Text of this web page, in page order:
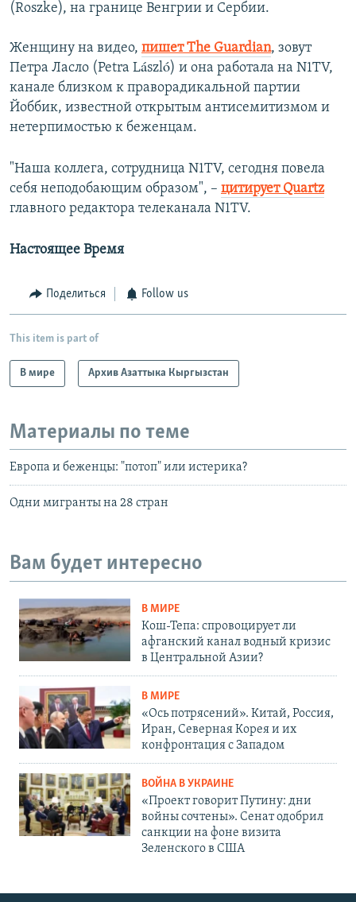
(Roszke), на границе Венгрии и Сербии.
Женщину на видео, пишет The Guardian, зовут
Петра Ласло (Petra László) и она работала на N1TV,
канале близком к праворадикальной партии
Йоббик, известной открытым антисемитизмом и
нетерпимостью к беженцам.
"Наша коллега, сотрудница N1TV, сегодня повела
себя неподобающим образом", – цитирует Quartz
главного редактора телеканала N1TV.
Настоящее Время
Поделиться Follow us
This item is part of
В мире Архив Азаттыка Кыргызстан
Материалы по теме
Европа и беженцы: "потоп" или истерика?
Одни мигранты на 28 стран
Вам будет интересно
В МИРЕ
Кош-Тепа: спровоцирует ли
афганский канал водный кризис
в Центральной Азии?
В МИРЕ
«Ось потрясений». Китай, Россия,
Иран, Северная Корея и их
конфронтация с Западом
ВОЙНА В УКРАИНЕ
«Проект говорит Путину: дни
войны сочтены». Сенат одобрил
санкции на фоне визита
Зеленского в США